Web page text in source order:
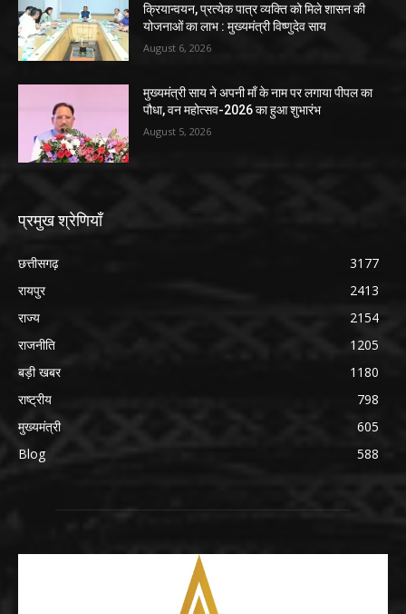
क्रियान्वयन, प्रत्येक पात्र व्यक्ति को मिले शासन की
योजनाओं का लाभ : मुख्यमंत्री विष्णुदेव साय
August 6, 2026
मुख्यमंत्री साय ने अपनी माँ के नाम पर लगाया पीपल का
पौधा, वन महोत्सव-2026 का हुआ शुभारंभ
August 5, 2026
प्रमुख श्रेणियाँ
छत्तीसगढ़
3177
रायपुर
2413
राज्य
2154
राजनीति
1205
बड़ी खबर
1180
राष्ट्रीय
798
मुख्यमंत्री
605
Blog
588